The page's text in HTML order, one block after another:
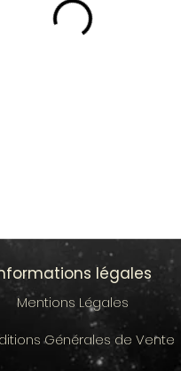
légales
Mentions Légales
Générales de Vente